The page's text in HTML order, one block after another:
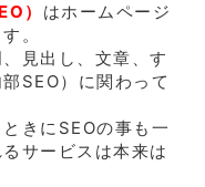
） はホームページ
。
見出し、文章、す
SEO）に関わって
きにSEOの事も一
サービスは本来は